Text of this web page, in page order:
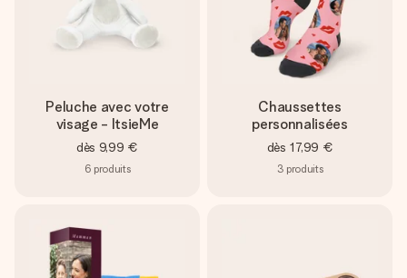
Peluche avec votre
visage - ItsieMe
dès 9,99 €
6 produits
Chaussettes
personnalisées
dès 17,99 €
3 produits